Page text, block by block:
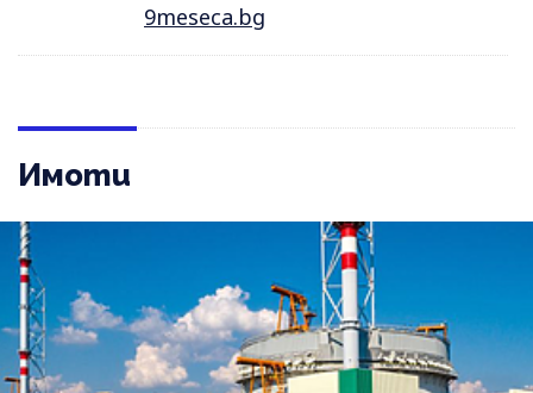
9meseca.bg
Имоти